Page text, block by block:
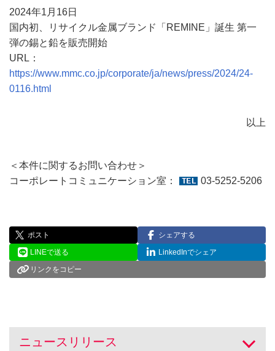
2024年1月16日
国内初、リサイクル金属ブランド「REMINE」誕生 第一
弾の錫と鉛を販売開始
URL：
https://www.mmc.co.jp/corporate/ja/news/press/2024/24-
0116.html
以上
＜本件に関するお問い合わせ＞
コーポレートコミュニケーション室：
03-5252-5206
ポスト
シェアする
LINEで送る
LinkedInでシェア
リンクをコピー
ニュースリリース 開く